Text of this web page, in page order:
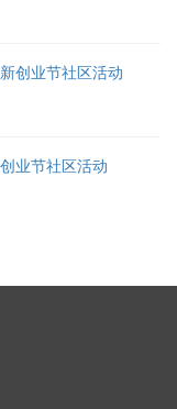
创业节社区活动
业节社区活动